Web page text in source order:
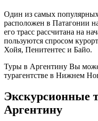
Один из самых
расположен в Патагонии
его трасс рассчитана на
пользуются спросом
Хойя, Пенитентес и Байо.
Туры в Аргентину Вы
турагентстве в Нижнем
Экскурсионные
Аргентину